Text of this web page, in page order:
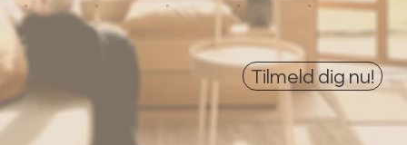
0
0
0
0
0
Tilmeld dig nu!